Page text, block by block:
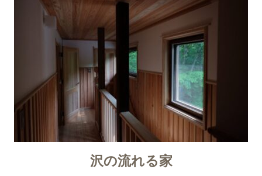
沢の流れる家